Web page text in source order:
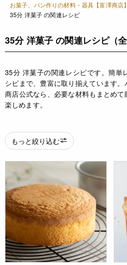
お菓子、パン作りの材料・器具【富澤商店】
35分 洋菓子 の関連レシピ
35分 洋菓子 の関連レシピ（
35分 洋菓子の関連レシピです。簡単
シピまで、豊富に取り揃えています
商店公式なら、必要な材料もまとめ
楽しめます。
もっと絞り込む